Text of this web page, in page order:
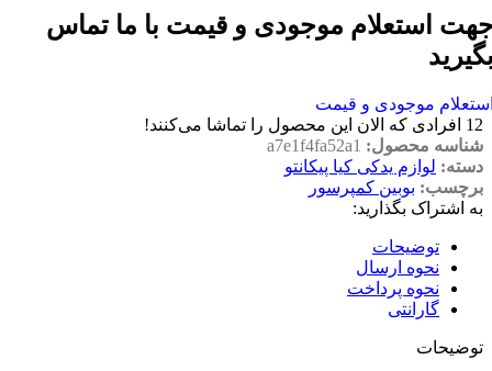
استعلام موجودی و قیمت با ما تماس
موجودی و قیمت
12 افرادی که الان این محصول را تماشا می‌کنند!
شناسه محصول: a7e1f4fa52a1
دسته: لوازم یدکی کیا پیکانتو
برچسب: بوبین کمپرسور
به اشتراک بگذارید:
توضیحات
نحوه ارسال
نحوه پرداخت
گارانتی
توضیحات